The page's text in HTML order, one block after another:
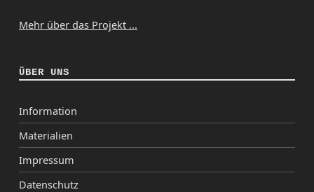
Mehr über das Projekt ...
ÜBER UNS
Information
Materialien
Impressum
Datenschutz